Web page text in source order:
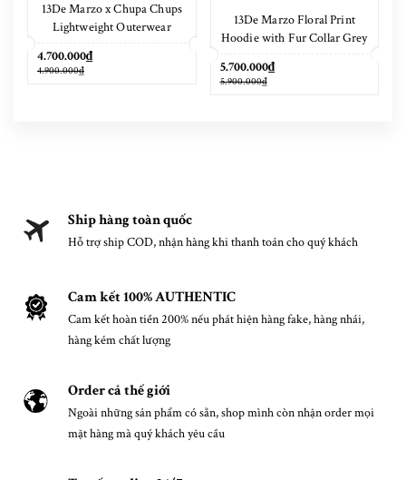
13De Marzo x Chupa Chups
Lightweight Outerwear
4.700.000₫
4.900.000₫
13De Marzo Floral Print
Hoodie with Fur Collar Grey
5.700.000₫
5.900.000₫
Ship hàng toàn quốc
Hỗ trợ ship COD, nhận hàng khi thanh toán cho quý khách
Cam kết 100% AUTHENTIC
Cam kết hoàn tiền 200% nếu phát hiện hàng fake, hàng nhái,
hàng kém chất lượng
Order cả thế giới
Ngoài những sản phẩm có sẵn, shop mình còn nhận order mọi
mặt hàng mà quý khách yêu cầu